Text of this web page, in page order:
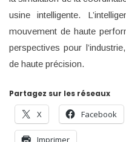
usine intelligente.
mouvement de haute
perspectives pour
de haute précision.
Partagez sur les réseaux
X Facebook
Imprimer